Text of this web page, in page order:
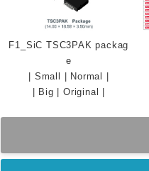
F1_SiC TSC3PAK packag
e
Small Normal
Big |Original